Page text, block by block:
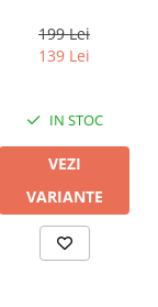
199 Lei
139 Lei
IN STOC
VEZI
VARIANTE